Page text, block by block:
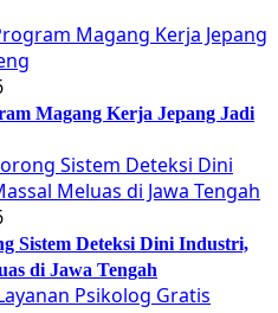
Magang Kerja Jepang Jadi
Sistem Deteksi Dini Industri,
di Jawa Tengah